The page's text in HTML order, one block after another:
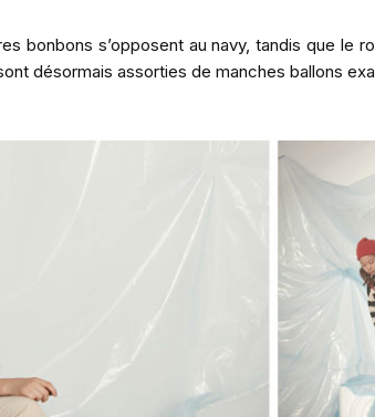
bonbons s’opposent au navy, tandis que le
désormais assorties de manches ballons